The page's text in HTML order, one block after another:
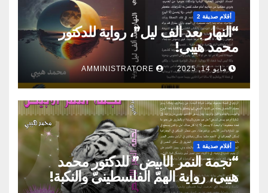
أقلام صديقة 2
“النهار بعد ألف ليل”، رواية للدكتور
محمد هيبي!
مايو 14, 2025
أقلام صديقة 1
“نجمة النمر الأبيض” للدكتور محمد
هيبي، رواية الهمّ الفلسطينيّ والنكبة!